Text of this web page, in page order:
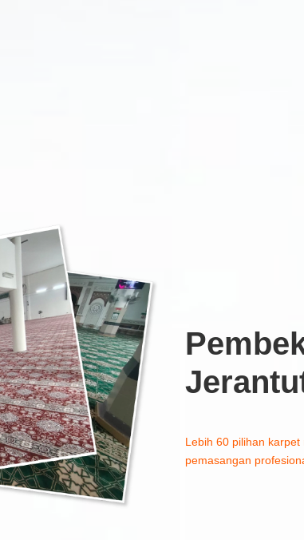
Lebih 60 pilihan
pemasangan